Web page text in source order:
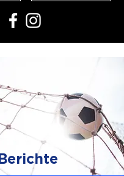
Berichte